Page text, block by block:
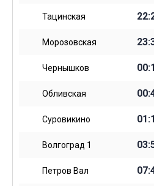
Тацинская
Морозовская
Чернышков
Обливская
Суровикино
Волгоград 1
Петров Вал